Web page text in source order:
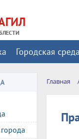
Городская среда
Главная